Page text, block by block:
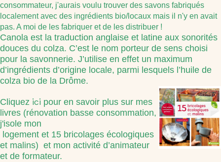
consommateur, j'aurais voulu trouver des savons fabriqués
localement avec des ingrédients bio/locaux mais il n'y en avait
pas. A moi de les fabriquer et de les distribuer !
Canola est la traduction anglaise et latine aux sonorités
douces du colza. C’est le nom porteur de sens choisi
pour la savonnerie. J’utilise en effet un maximum
d’ingrédients d’origine locale, parmi lesquels l’huile de
colza bio de la Drôme.
Cliquez ici pour en savoir plus sur mes
livres (rénovation basse consommation,
j'isole mon
logement et 15 bricolages écologiques
et malins) et mon activité d’animateur
et de formateur.